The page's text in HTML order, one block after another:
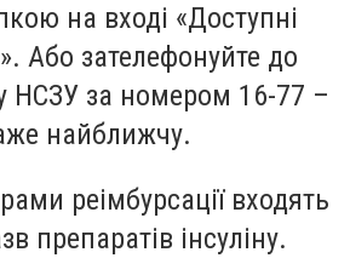
на вході «Доступні
Або зателефонуйте до
НСЗУ за номером 16-77 –
найближчу.
реімбурсації входять
препаратів інсуліну.